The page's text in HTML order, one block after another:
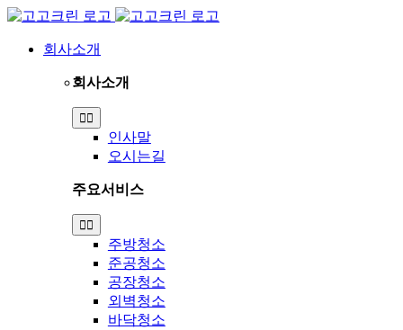
Skip
content회사소개
회사소개
Toggle
Navigation
인사말
오시는길
주요서비스
Toggle
Navigation
주방청소
준공청소
공장청소
외벽청소
바닥청소